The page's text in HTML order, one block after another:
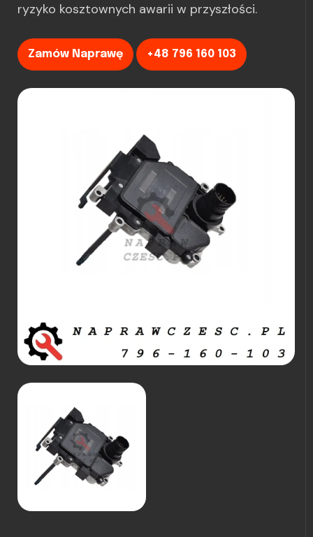
ryzyko kosztownych awarii w przyszłości.
Zamów Naprawę +48 796 160 103